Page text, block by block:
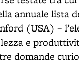
annuale lista
(USA) –
e
domande